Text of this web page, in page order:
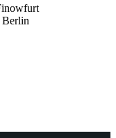
Berlin